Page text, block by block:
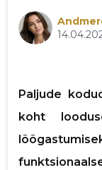
Paljude
koht